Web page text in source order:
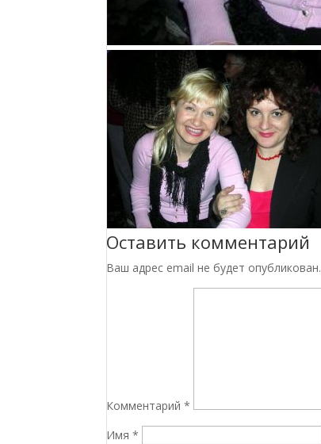
Оставить комментарий
Ваш адрес email не будет опубликован.
Комментарий*
Имя*